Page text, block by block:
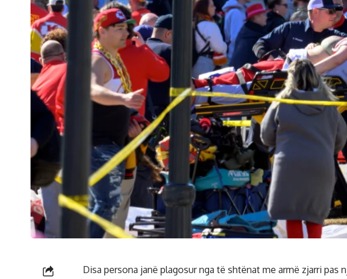
Disa persona janë plagosur nga të shtënat me armë zjarri pas